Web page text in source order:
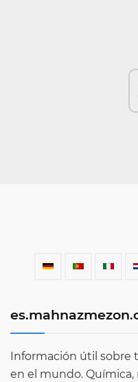
Información útil sobre
en el mundo. Química,